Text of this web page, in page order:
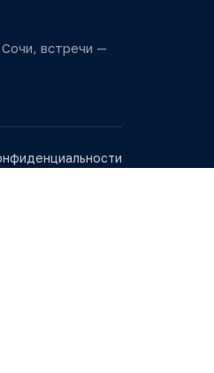
встречи —